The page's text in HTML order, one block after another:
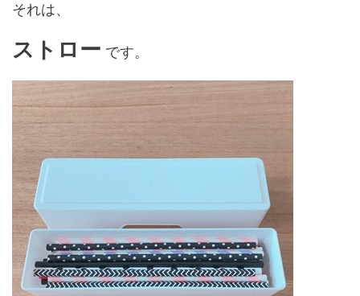
それは、
ストロー です。